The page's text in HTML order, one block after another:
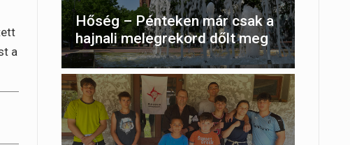
a
Hőség – Pénteken már csak a
hajnali melegrekord dőlt meg